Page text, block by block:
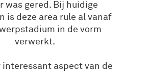
was gered. Bij huidige
is deze area rule al vanaf
in de vorm
verwerkt.
interessant aspect van de